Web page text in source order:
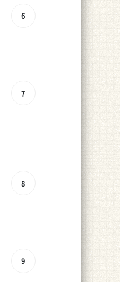
6
7
8
9